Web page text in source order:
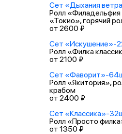
Сет «Дыхания
Ролл «Филадельфия
«Токио», горячий
от 2600 ₽
Сет «Искушение»-
Ролл «Филка
от 2100 ₽
Сет «Фаворит»-
Ролл «Якитория»,
крабом
от 2400 ₽
Сет «Классика»-
Ролл «Просто
от 1350 ₽